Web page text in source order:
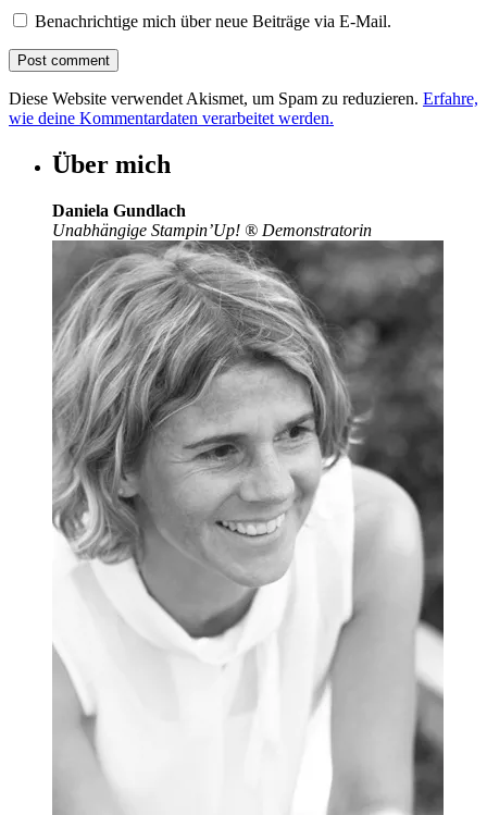
Benachrichtige mich über neue Beiträge via E-Mail.
Diese Website verwendet Akismet, um Spam zu reduzieren. Erfahre,
wie deine Kommentardaten verarbeitet werden.
Über mich
Daniela Gundlach
Unabhängige Stampin’Up! ® Demonstratorin